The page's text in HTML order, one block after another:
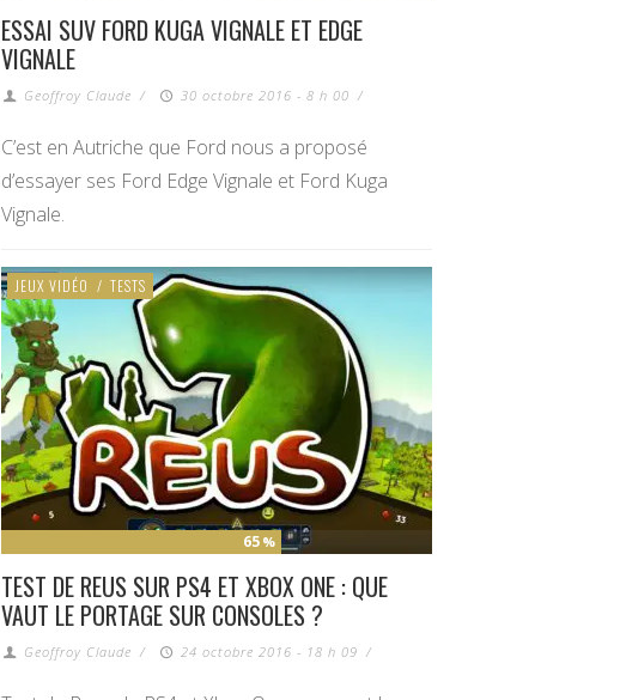
ESSAI SUV FORD KUGA VIGNALE ET EDGE
VIGNALE
Geoffroy Claude / 30 octobre 2016 - 8 h 00 /
C’est en Autriche que Ford nous a proposé
d’essayer ses Ford Edge Vignale et Ford Kuga
Vignale.
65 %
JEUX VIDÉO / TESTS
TEST DE REUS SUR PS4 ET XBOX ONE : QUE
VAUT LE PORTAGE SUR CONSOLES ?
Geoffroy Claude / 24 octobre 2016 - 18 h 09 /